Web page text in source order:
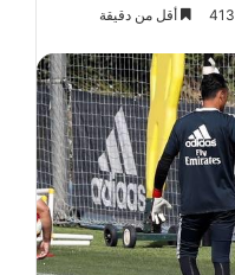
413 أقل من دقيقة